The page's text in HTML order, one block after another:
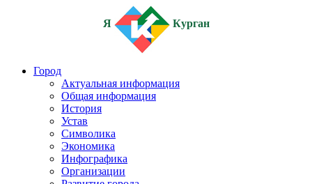
Я Курган
Город
Актуальная информация
Общая информация
История
Устав
Символика
Экономика
Инфографика
Организации